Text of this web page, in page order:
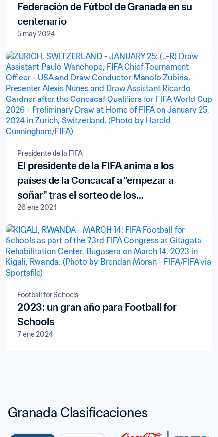
Federación de Fútbol de Granada en su
centenario
5 may 2024
Presidente de la FIFA
El presidente de la FIFA anima a los
países de la Concacaf a "empezar a
soñar" tras el sorteo de los
clasificatorios para la Copa Mundial de
la FIFA 2026™
26 ene 2024
Football for Schools
2023: un gran año para Football for
Schools
7 ene 2024
Granada Clasificaciones